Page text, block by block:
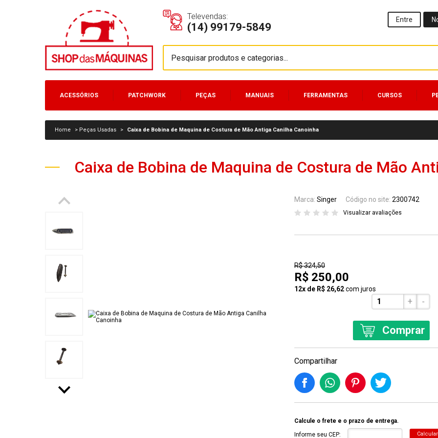
Televendas:
(14) 99179-5849
Entre
ACESSÓRIOS PATCHWORK PEÇAS MANUAIS FERRAMENTAS CURSOS
Home > Peças Usadas > Caixa de Bobina de Maquina de Costura de Mão Antiga Canilha Canoinha
Caixa de Bobina de Maquina de Costura de Mão
Marca: Singer Código no site: 2300742
Visualizar avaliações
R$ 324,50
R$ 250,00
12x de R$ 26,62com juros
+ -
Comprar
Compartilhar
Calcule o frete e o prazo de entrega.
Informe seu CEP:
Calcular